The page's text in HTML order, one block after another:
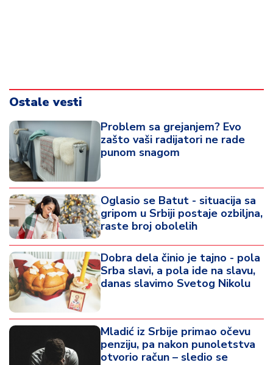
Ostale vesti
Problem sa grejanjem? Evo
zašto vaši radijatori ne rade
punom snagom
Oglasio se Batut - situacija sa
gripom u Srbiji postaje ozbiljna,
raste broj obolelih
Dobra dela činio je tajno - pola
Srba slavi, a pola ide na slavu,
danas slavimo Svetog Nikolu
Mladić iz Srbije primao očevu
penziju, pa nakon punoletstva
otvorio račun – sledio se